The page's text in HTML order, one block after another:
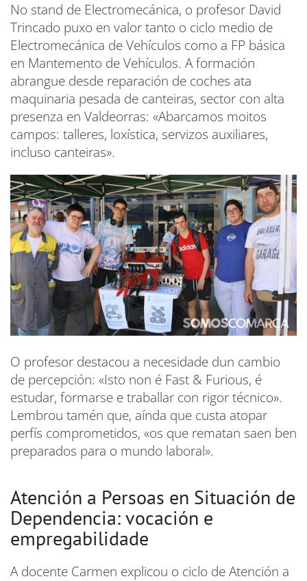
No stand de Electromecánica, o profesor David
Trincado puxo en valor tanto o ciclo medio de
Electromecánica de Vehículos como a FP básica
en Mantemento de Vehículos. A formación
abrangue desde reparación de coches ata
maquinaria pesada de canteiras, sector con alta
presenza en Valdeorras: «Abarcamos moitos
campos: talleres, loxística, servizos auxiliares,
incluso canteiras».
O profesor destacou a necesidade dun cambio
de percepción: «Isto non é Fast & Furious, é
estudar, formarse e traballar con rigor técnico».
Lembrou tamén que, aínda que custa atopar
perfís comprometidos, «os que rematan saen ben
preparados para o mundo laboral».
Atención a Persoas en Situación de
Dependencia: vocación e
empregabilidade
A docente Carmen explicou o ciclo de Atención a